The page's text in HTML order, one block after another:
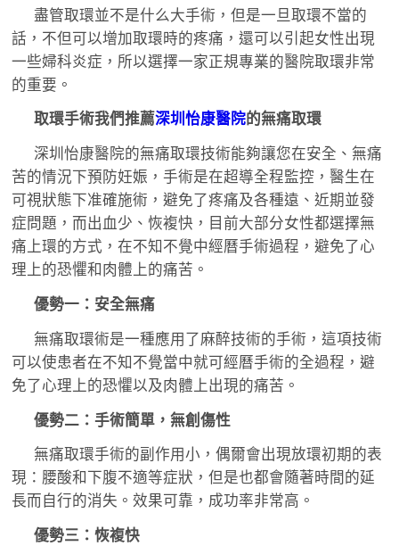
盡管取環並不是什么大手術，但是一旦取環不當的
話，不但可以增加取環時的疼痛，還可以引起女性出現
一些婦科炎症，所以選擇一家正規專業的醫院取環非常
的重要。
取環手術我們推薦深圳怡康醫院的無痛取環
深圳怡康醫院的無痛取環技術能夠讓您在安全、無痛
苦的情況下預防妊娠，手術是在超導全程監控，醫生在
可視狀態下准確施術，避免了疼痛及各種遠、近期並發
症問題，而出血少、恢複快，目前大部分女性都選擇無
痛上環的方式，在不知不覺中經曆手術過程，避免了心
理上的恐懼和肉體上的痛苦。
優勢一：安全無痛
無痛取環術是一種應用了麻醉技術的手術，這項技術
可以使患者在不知不覺當中就可經曆手術的全過程，避
免了心理上的恐懼以及肉體上出現的痛苦。
優勢二：手術簡單，無創傷性
無痛取環手術的副作用小，偶爾會出現放環初期的表
現：腰酸和下腹不適等症狀，但是也都會隨著時間的延
長而自行的消失。效果可靠，成功率非常高。
優勢三：恢複快